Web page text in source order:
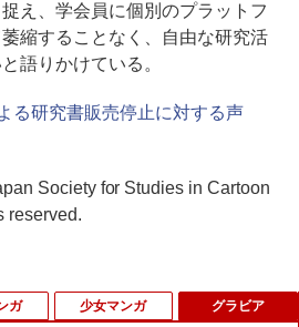
え、学会員に個別のプラットフ
縮することなく、自由な研究活
語りかけている。
る研究書販売停止に対する声
Society for Studies in Cartoon
reserved.
ガ 少女マンガ グラビア